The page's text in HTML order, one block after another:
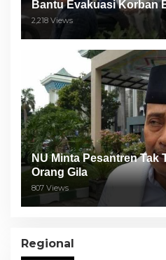
Bantu Evakuasi Korban
Semeru
2,218 Views
NU Minta Pesantren Tak
Orang Gila
807 Views
Regional